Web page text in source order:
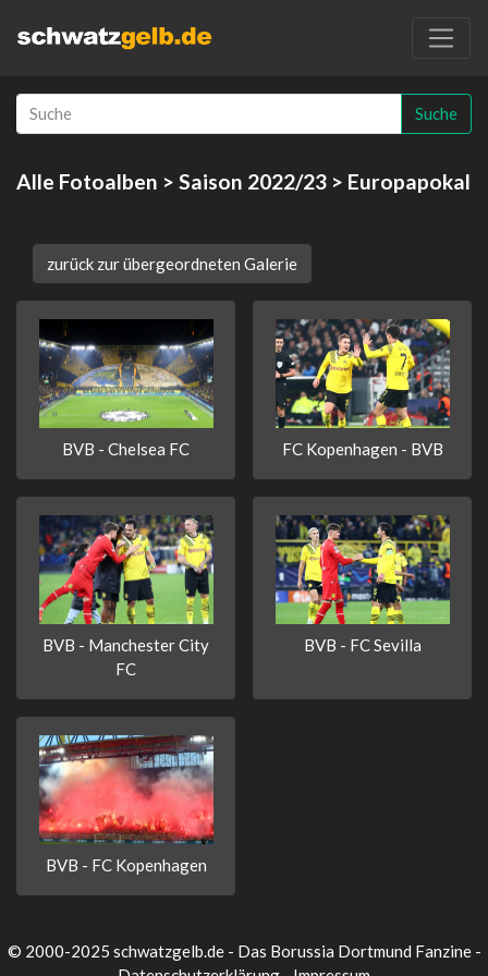
Suche
Alle Fotoalben > Saison 2022/23 > Europapokal
zurück zur übergeordneten Galerie
BVB - Chelsea FC FC Kopenhagen - BVB
BVB - Manchester City
FC
BVB - FC Sevilla
BVB - FC Kopenhagen
© 2000-2025 schwatzgelb.de - Das Borussia Dortmund Fanzine -